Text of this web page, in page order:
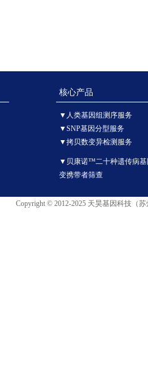
核心产品
▼人类基因组测序服务
▼SNP基因分型服务
▼拷贝数变异检测服务
▼贝康诺™二十种遗传病基
变携带者筛查
Copyright © 2012-2025 天昊基因科技